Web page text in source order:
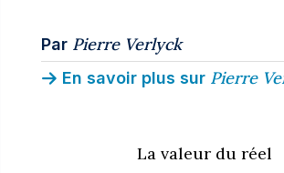
Par Pierre Verlyck
En savoir plus sur Pierre
La valeur du réel